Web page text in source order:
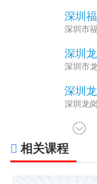
深圳
深圳市
深圳
深圳市
深圳
深圳龙
深圳
深圳宝
深圳
深圳市
相关课程